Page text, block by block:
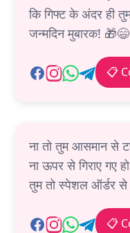
कि गिफ्ट के अंदर ही
जन्मदिन मुबारक! 🎁😄
📋
ना तो तुम आसमान से
ना ऊपर से गिराए गए हो
तुम तो स्पेशल ऑर्डर से
📋